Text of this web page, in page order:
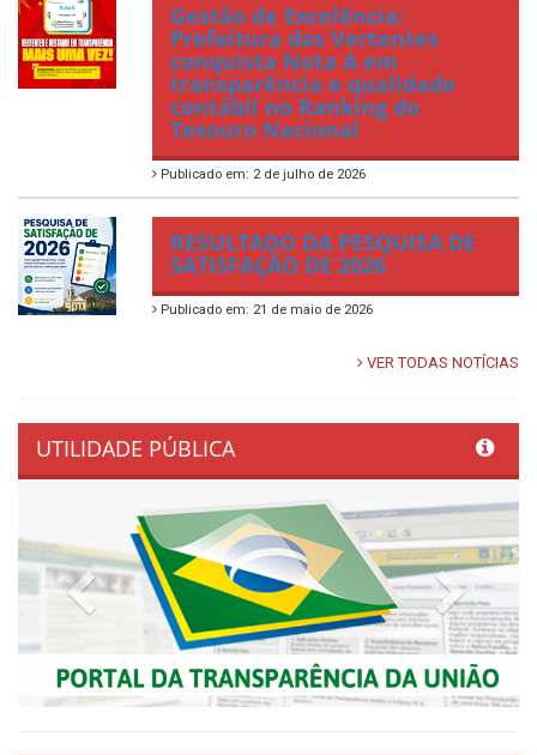
Gestão de Excelência:
Prefeitura das Vertentes
conquista Nota A em
transparência e qualidade
contábil no Ranking do
Tesouro Nacional
Publicado em: 2 de julho de 2026
RESULTADO DA PESQUISA DE
SATISFAÇÃO DE 2026
Publicado em: 21 de maio de 2026
VER TODAS NOTÍCIAS
UTILIDADE PÚBLICA
Previous Next